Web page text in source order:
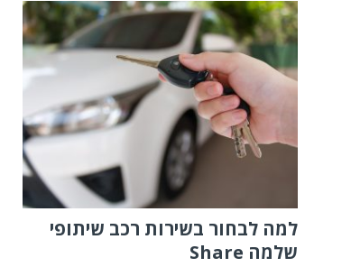
למה לבחור בשירות רכב שיתופי
שלמה Share